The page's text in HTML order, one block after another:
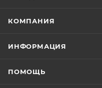
КОМПАНИЯ
ИНФОРМАЦИЯ
ПОМОЩЬ